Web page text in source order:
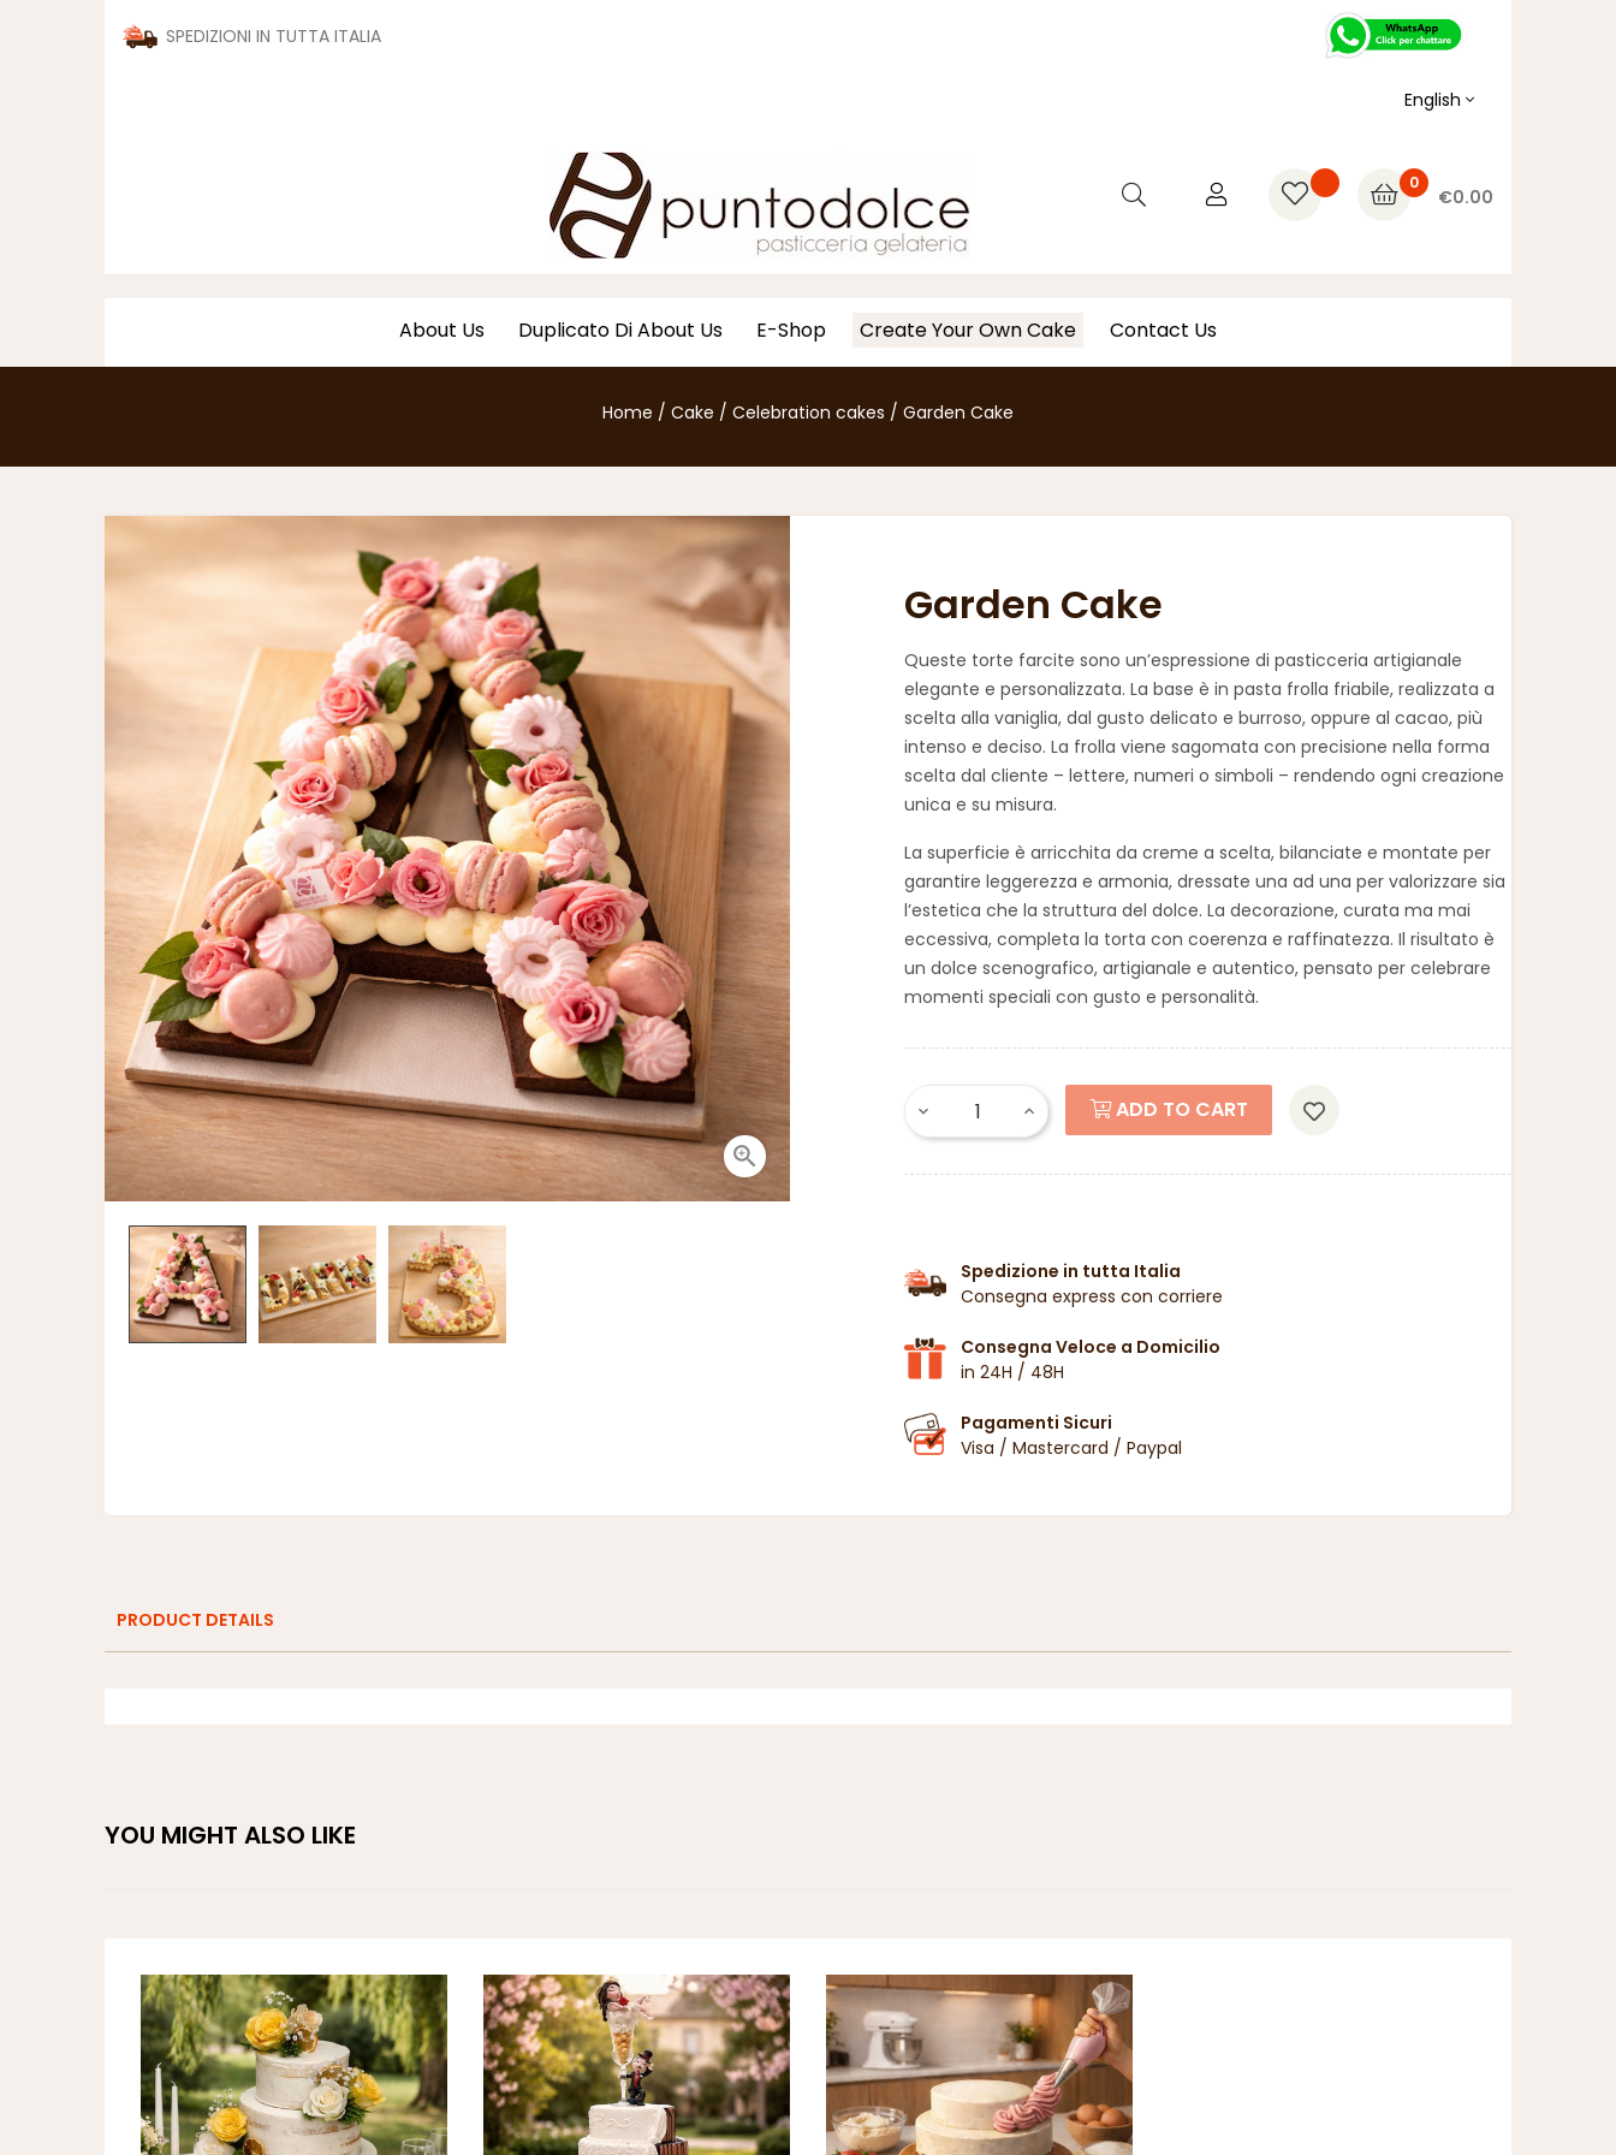
SPEDIZIONI IN TUTTA ITALIA
English
0
€0.00
About Us Duplicato Di About Us E-Shop Create Your Own Cake Contact Us
Home / Cake / Celebration cakes / Garden Cake

Garden Cake
Queste torte farcite sono un’espressione di pasticceria artigianale
elegante e personalizzata. La base è in pasta frolla friabile, realizzata a
scelta alla vaniglia, dal gusto delicato e burroso, oppure al cacao, più
intenso e deciso. La frolla viene sagomata con precisione nella forma
scelta dal cliente – lettere, numeri o simboli – rendendo ogni creazione
unica e su misura.
La superficie è arricchita da creme a scelta, bilanciate e montate per
garantire leggerezza e armonia, dressate una ad una per valorizzare sia
l’estetica che la struttura del dolce. La decorazione, curata ma mai
eccessiva, completa la torta con coerenza e raffinatezza. Il risultato è
un dolce scenografico, artigianale e autentico, pensato per celebrare
momenti speciali con gusto e personalità.
ADD TO CART
Spedizione in tutta Italia
Consegna express con corriere
Consegna Veloce a Domicilio
in 24H / 48H
Pagamenti Sicuri
Visa / Mastercard / Paypal
PRODUCT DETAILS
YOU MIGHT ALSO LIKE